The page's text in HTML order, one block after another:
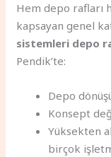
Hem depo rafları
kapsayan genel
sistemleri depo
Pendik’te:
Depo
Konsept
Yüksekten
birçok